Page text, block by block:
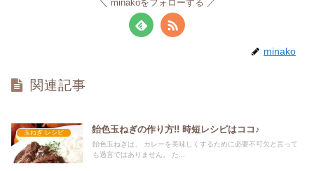
minakoをフォローする
minako
関連記事
玉ねぎ レシピ 飴色玉ねぎの作り方!! 時短レシピはココ♪
飴色玉ねぎは、 カレーを美味しくするために必要不可欠と言って
も過言ではありません。 た...